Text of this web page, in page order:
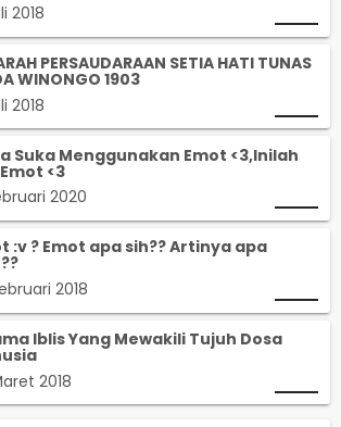
2018
PERSAUDARAAN SETIA HATI TUNAS
WINONGO 1903
2018
Suka Menggunakan Emot <3,Inilah
<3
2020
:v ? Emot apa sih?? Artinya apa
2018
Iblis Yang Mewakili Tujuh Dosa
2018